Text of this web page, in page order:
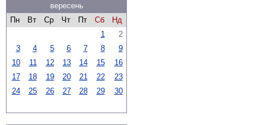
вересень
Пн
Вт Ср Чт Пт Сб
Нд
1
2
3
4 5 6 7 8
9
10
11 12 13 14 15
16
17
18 19 20 21 22
23
24
25 26 27 28 29 30